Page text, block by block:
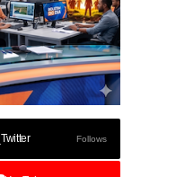
Twitter Follows